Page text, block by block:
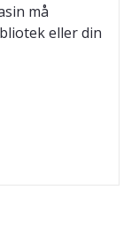
må
eller din